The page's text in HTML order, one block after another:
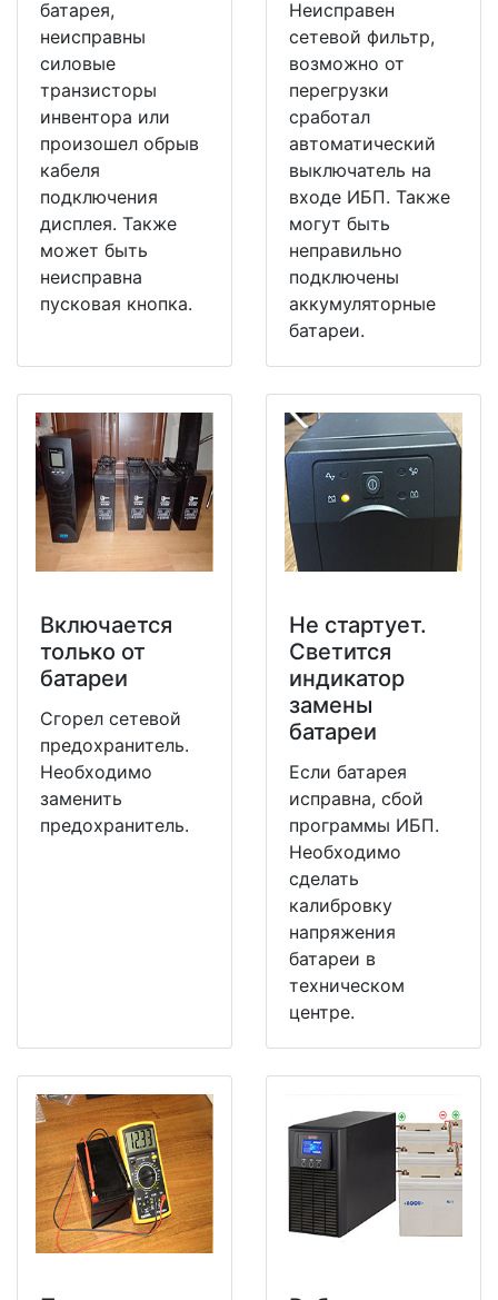
батарея,
неисправны
силовые
транзисторы
инвентора или
произошел обрыв
кабеля
подключения
дисплея. Также
может быть
неисправна
пусковая кнопка.
Неисправен
сетевой фильтр,
возможно от
перегрузки
сработал
автоматический
выключатель на
входе ИБП. Также
могут быть
неправильно
подключены
аккумуляторные
батареи.
Включается
только от
батареи
Сгорел сетевой
предохранитель.
Необходимо
заменить
предохранитель.
Не стартует.
Светится
индикатор
замены
батареи
Если батарея
исправна, сбой
программы ИБП.
Необходимо
сделать
калибровку
напряжения
батареи в
техническом
центре.